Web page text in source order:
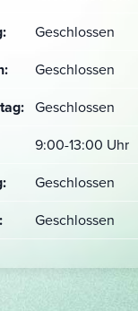
Geschlossen
Geschlossen
Geschlossen
9:00-13:00 Uhr
Geschlossen
Geschlossen